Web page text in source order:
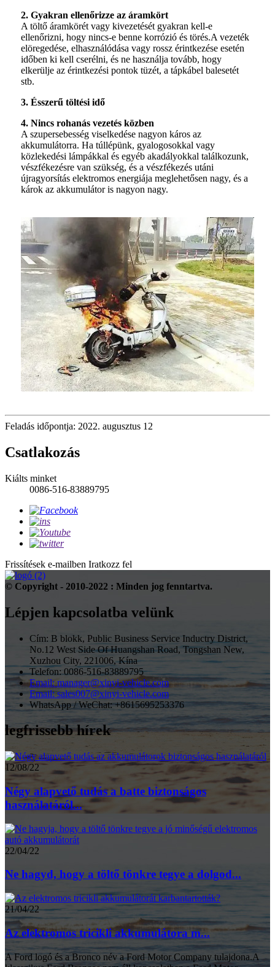
2. Gyakran ellenőrizze az áramkört
A töltő áramkörét vagy kivezetését gyakran kell-e
ellenőrizni, hogy nincs-e benne korrózió és törés.A vezeték
elöregedése, elhasználódása vagy rossz érintkezése esetén
időben ki kell cserélni, és ne használja tovább, hogy
elkerülje az érintkezési pontok tüzét, a tápkábel balesetét
stb.
3. Ésszerű töltési idő
4. Nincs rohanás vezetés közben
A szupersebesség viselkedése nagyon káros az
akkumulátorra. Ha túllépünk, gyalogosokkal vagy
közlekedési lámpákkal és egyéb akadályokkal találkozunk,
vészfékezésre van szükség, és a vészfékezés utáni
újragyorsítás elektromos energiája meglehetősen nagy, és a
károk az akkumulátor is nagyon nagy.
Feladás időpontja: 2022. augusztus 12
Csatlakozás
Kiálts minket
0086-516-83889795
Frissítések e-mailben Iratkozz fel
© Copyright - 2010-2022 : Minden jog fenntartva.
Lépjen kapcsolatba velünk
Cím: B blokk, Public Business Service Inductry District,
No.12 West Side Of Huangshan Road, Tongshan New,
Xuzhou City, 221006, Kína
Telefon: 0086-516-83889795
Email: manager@xinyi-vehicle.com
Email: sales007@xinyi-vehicle.com
WhatsApp / WeChat: +8615695253376
legfrissebb hírek
12/08/22
Négy alapvető tudás a batte biztonságos
használatáról...
22/04/22
Ne hagyd, hogy a töltő tönkre tegye a dolgod...
21/04/22
Az elektromos tricikli akkumulátora m...
A Ford logó és a Bronco név a Ford Motor Company tulajdona.A